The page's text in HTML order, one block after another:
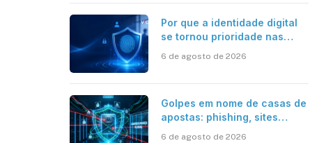
Por que a identidade digital
se tornou prioridade nas
6 de agosto de 2026
Golpes em nome de casas de
apostas: phishing, sites
6 de agosto de 2026